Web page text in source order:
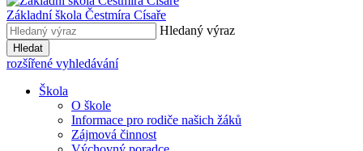
Základní škola Čestmíra Císaře
Hledaný výraz
Hledat
rozšířené vyhledávání
Škola
O škole
Informace pro rodiče našich žáků
Zájmová činnost